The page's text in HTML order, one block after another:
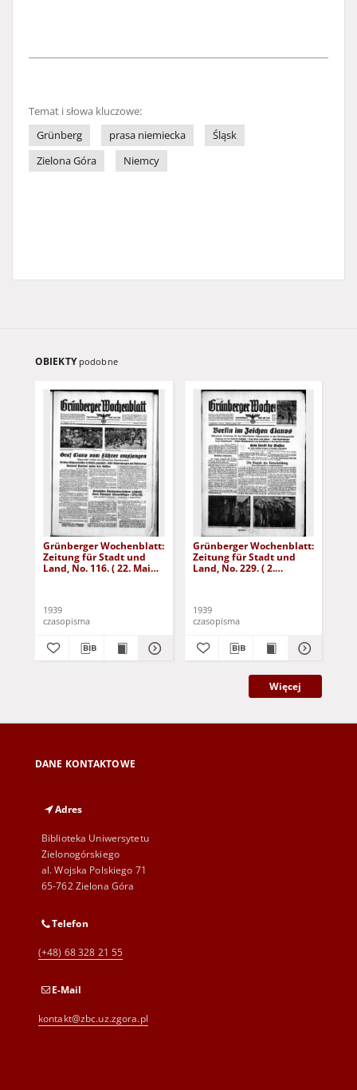
Temat i słowa kluczowe:
Grünberg
prasa niemiecka
Śląsk
Zielona Góra
Niemcy
OBIEKTY podobne
Grünberger Wochenblatt:
Zeitung für Stadt und
Land, No. 116. ( 22. Mai
1939
czasopisma
Grünberger Wochenblatt:
Zeitung für Stadt und
Land, No. 229. ( 2.
1939
czasopisma
Więcej
DANE KONTAKTOWE
Adres
Biblioteka Uniwersytetu
Zielonogórskiego
al. Wojska Polskiego 71
65-762 Zielona Góra
Telefon
(+48) 68 328 21 55
E-Mail
kontakt@zbc.uz.zgora.pl